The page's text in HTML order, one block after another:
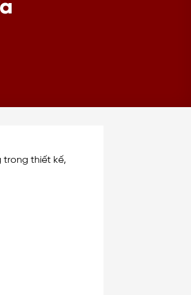
trong thiết kế,